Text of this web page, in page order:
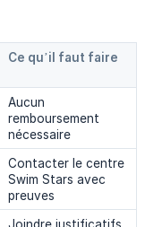
Ce qu’il faut faire
Aucun
remboursement
nécessaire
Contacter le centre
Swim Stars avec
preuves